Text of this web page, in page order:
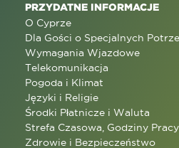
PRZYDATNE INFORMACJE
O Cyprze
Dla Gości o Specjalnych
Wymagania Wjazdowe
Telekomunikacja
Pogoda i Klimat
Języki i Religie
Środki Płatnicze i Waluta
Strefa Czasowa, Godziny
Zdrowie i Bezpieczeństwo